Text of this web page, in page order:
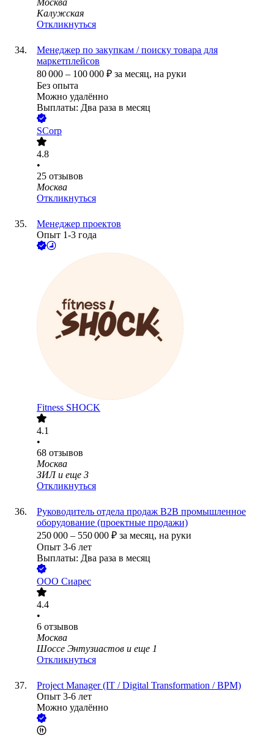
Москва
Калужская
Откликнуться
Менеджер по закупкам / поиску товара для
маркетплейсов
80 000 – 100 000 ₽ за месяц, на руки
Без опыта
Можно удалённо
Выплаты: Два раза в месяц
SCorp
4.8
•
25 отзывов
Москва
Откликнуться
Менеджер проектов
Опыт 1-3 года
Fitness SHOCK
4.1
•
68 отзывов
Москва
ЗИЛ и еще 3
Откликнуться
Руководитель отдела продаж B2B промышленное
оборудование (проектные продажи)
250 000 – 550 000 ₽ за месяц, на руки
Опыт 3-6 лет
Выплаты: Два раза в месяц
ООО Сиарес
4.4
•
6 отзывов
Москва
Шоссе Энтузиастов и еще 1
Откликнуться
Project Manager (IT / Digital Transformation / BPM)
Опыт 3-6 лет
Можно удалённо